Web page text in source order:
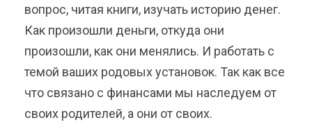
вопрос, читая книги, изучать историю денег.
Как произошли деньги, откуда они
произошли, как они менялись. И работать с
темой ваших родовых установок. Так как все
что связано с финансами мы наследуем от
своих родителей, а они от своих.